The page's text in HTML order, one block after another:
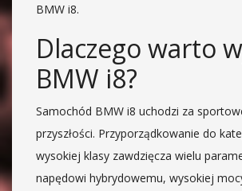
BMW i8.
Dlaczego warto
BMW i8?
Samochód BMW i8 uchodzi za
przyszłości. Przyporządkowanie do
wysokiej klasy zawdzięcza wielu
napędowi hybrydowemu, wysokiej